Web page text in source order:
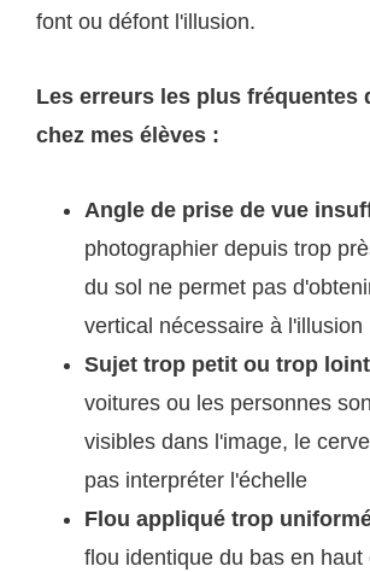
font ou défont l'illusion.
Les erreurs les plus fréquentes
chez mes élèves :
Angle de prise de vue
photographier depuis trop
du sol ne permet pas
vertical nécessaire à l'illusion
Sujet trop petit ou trop
voitures ou les personnes
visibles dans l'image, le
pas interpréter l'échelle
Flou appliqué trop
flou identique du bas en haut